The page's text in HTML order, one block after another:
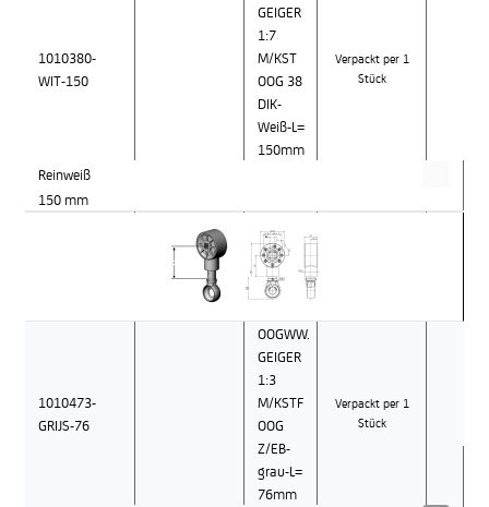
1010380-
WIT-150
GEIGER
1:7
M/KST
OOG 38
DIK-
Weiß-L=
150mm
Verpackt per 1
Stück
Reinweiß
150 mm
1010473-
GRIJS-76
OOGWW.
GEIGER
1:3
M/KSTF
OOG
Z/EB-
grau-L=
76mm
Verpackt per 1
Stück